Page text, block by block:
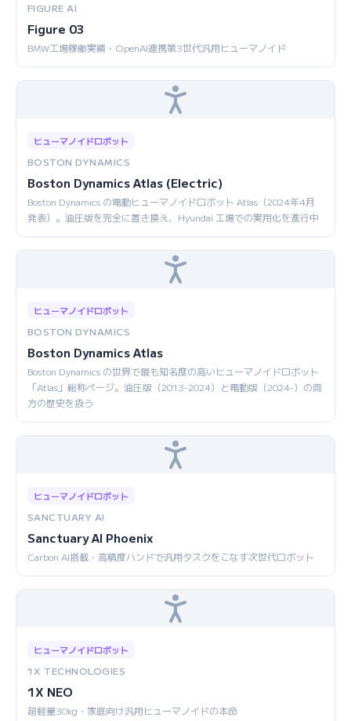
FIGURE AI
Figure 03
BMW工場稼働実績・OpenAI連携第3世代汎用ヒューマノイド
ヒューマノイドロボット
BOSTON DYNAMICS
Boston Dynamics Atlas (Electric)
Boston Dynamics の電動ヒューマノイドロボット Atlas（2024年4月
発表）。油圧版を完全に置き換え、Hyundai 工場での実用化を進行中
ヒューマノイドロボット
BOSTON DYNAMICS
Boston Dynamics Atlas
Boston Dynamics の世界で最も知名度の高いヒューマノイドロボット
「Atlas」総称ページ。油圧版（2013-2024）と電動版（2024-）の両
方の歴史を扱う
ヒューマノイドロボット
SANCTUARY AI
Sanctuary AI Phoenix
Carbon AI搭載・高精度ハンドで汎用タスクをこなす次世代ロボット
ヒューマノイドロボット
1X TECHNOLOGIES
1X NEO
超軽量30kg・家庭向け汎用ヒューマノイドの本命